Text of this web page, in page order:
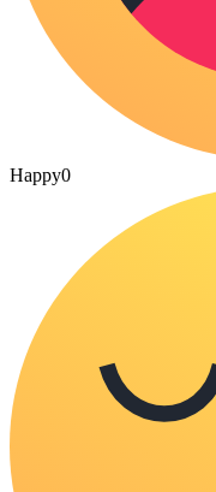
Happy0